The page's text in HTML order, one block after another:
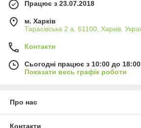
Працює з 23.07.2018
м. Харків
Тарасівська 2 а, 61100, Харків,
Контакти
Сьогодні працює з 10:00 до 18:00
Показати весь графік роботи
Про нас
Контакти